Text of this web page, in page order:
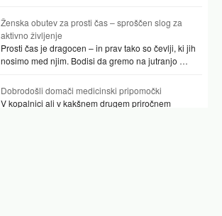
Ženska obutev za prosti čas – sproščen slog za
aktivno življenje
Prosti čas je dragocen – in prav tako so čevlji, ki jih
nosimo med njim. Bodisi da gremo na jutranjo …
Dobrodošli domači medicinski pripomočki
V kopalnici ali v kakšnem drugem priročnem